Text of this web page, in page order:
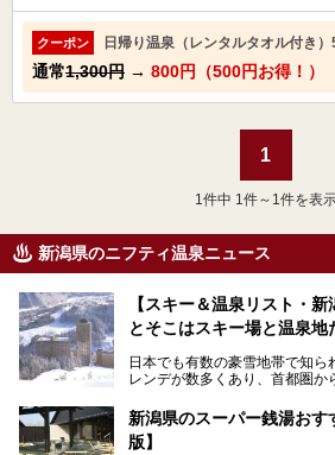
クーポン 日帰り温泉（レンタルタオル付き
通常1,300円 → 800円（500円お得！）
1
1 件中 1件～1件を表
新潟県のニフティ温泉ニュース
【スキー＆温泉リスト・
とそこはスキー場と温泉地
日本でも有数の豪雪地帯で知
レンデが数多くあり、首都圏か
た全域にわたって月岡、赤倉、
など、古くは文豪にも愛された
とで知られています。
新潟県のスーパー銭湯お
版】